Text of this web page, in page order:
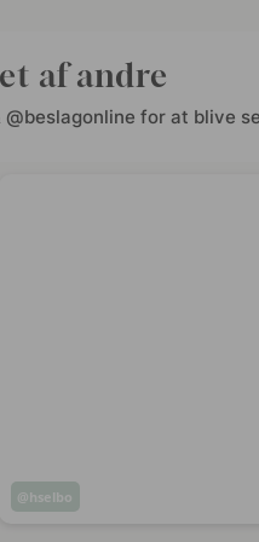
af andre
for at blive
Opslag
hselbo